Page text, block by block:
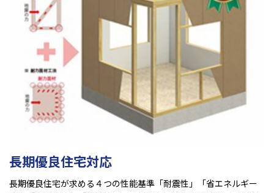
長期優良住宅対応
長期優良住宅が求める４つの性能基準「耐震性」「省エネルギー